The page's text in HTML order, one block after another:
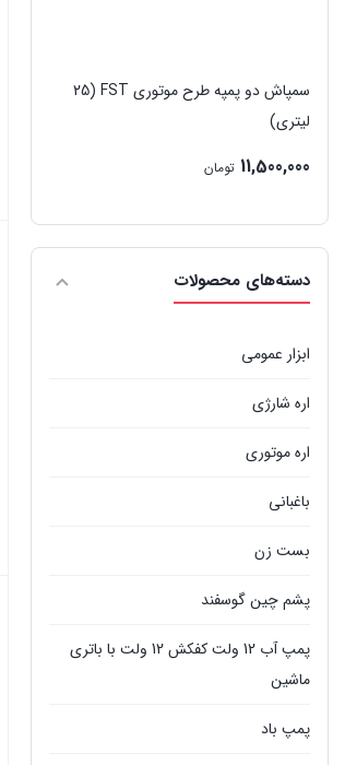
سمپاش دو پمپه طرح موتوری FST (25
لیتری)
11,500,000 تومان
دسته‌های محصولات
ابزار عمومی
اره شارژی
اره موتوری
باغبانی
بست زن
پشم چین گوسفند
پمپ آب 12 ولت کفکش 12 ولت با باتری
ماشین
پمپ باد